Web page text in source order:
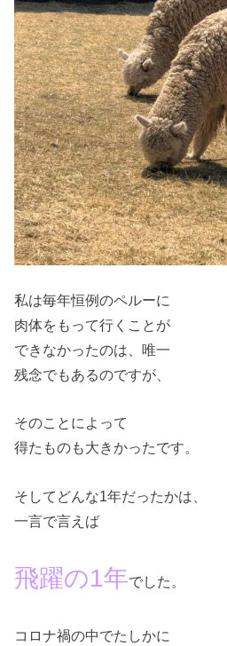
私は毎年恒例のペルーに
肉体をもって行くことが
できなかったのは、唯一
残念でもあるのですが、
そのことによって
得たものも大きかったです。
そしてどんな1年だったかは、
一言で言えば
飛躍の1年でした。
コロナ禍の中でたしかに